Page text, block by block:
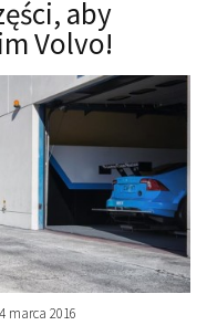
aby
Volvo!
4 marca 2016